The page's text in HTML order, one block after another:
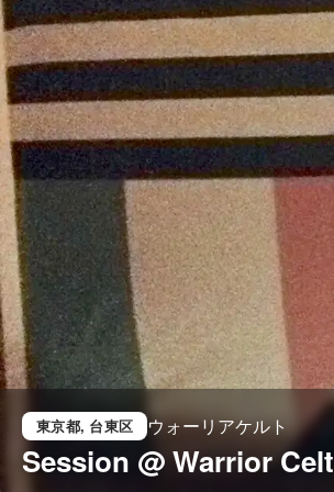
東京都, 台東区 ウォーリアケルト
Session @ Warrior Celt